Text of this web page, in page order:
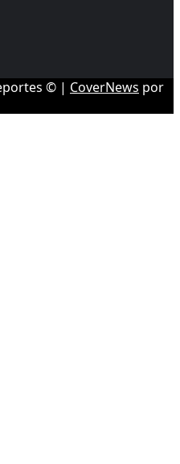
© | CoverNews por